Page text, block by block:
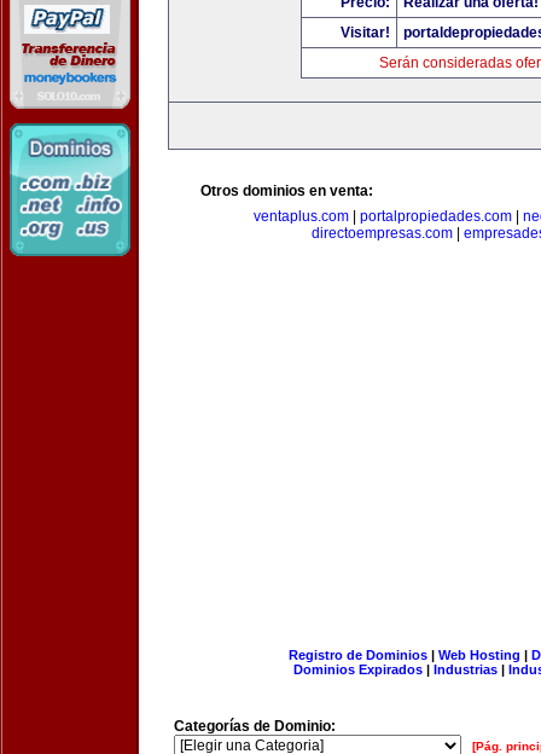
Visitar!
Serán consideradas
Otros dominios en venta:
ventaplus.com
portalpropiedades.com
directoempresas.com
Registro de Dominios| Web Hosting |
Dominios Expirados | Industrias |
Categorías de Dominio:
[Pág.